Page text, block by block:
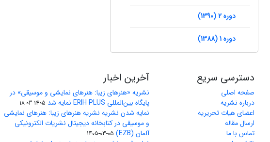
دوره 2 (1390)
دوره 1 (1388)
دسترسی سریع
صفحه اصلی
درباره نشریه
اعضای هیات تحریریه
ارسال مقاله
تماس با ما
آخرین اخبار
نشریه «هنرهای زیبا: هنرهای نمایشی و موسیقی» در
پایگاه بین‌المللی ERIH PLUS نمایه شد
1405-03-18
نمایه شدن نشریه نشریه هنرهای زیبا: هنرهای نمایشی
و موسیقی در کتابخانه دیجیتال نشریات الکترونیکی
آلمان (EZB)
1405-03-05